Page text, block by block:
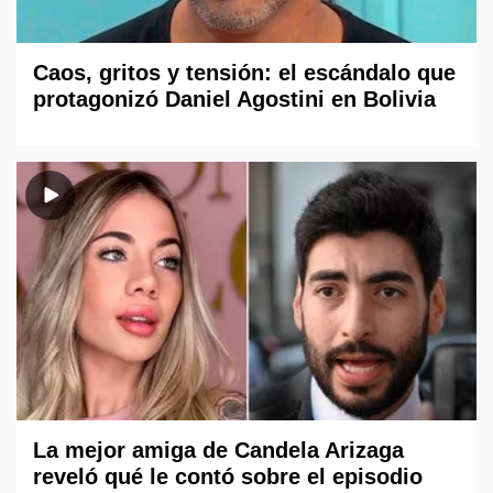
Caos, gritos y tensión: el escándalo que
protagonizó Daniel Agostini en Bolivia
La mejor amiga de Candela Arizaga
reveló qué le contó sobre el episodio